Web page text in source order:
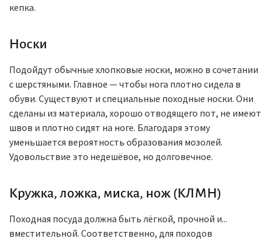
кепка.
Носки
Подойдут обычные хлопковые носки, можно в сочетании
с шерстяными. Главное — чтобы нога плотно сидела в
обуви. Существуют и специальные походные носки. Они
сделаны из материала, хорошо отводящего пот, не имеют
швов и плотно сидят на ноге. Благодаря этому
уменьшается вероятность образования мозолей.
Удовольствие это недешёвое, но долговечное.
Кружка, ложка, миска, нож (КЛМН)
Походная посуда должна быть лёгкой, прочной и...
вместительной. Соответственно, для походов